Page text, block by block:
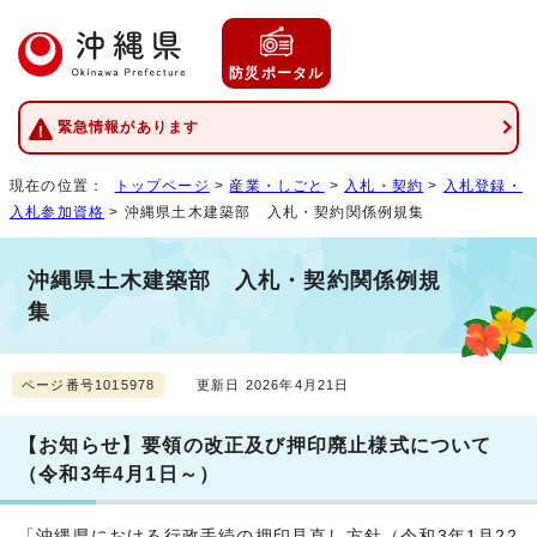
防災ポータル
緊急情報があります
現在の位置： トップページ > 産業・しごと > 入札・契約 >
入札登録・
入札参加資格 > 沖縄県土木建築部 入札・契約関係例規集
沖縄県土木建築部 入札・契約関係例規
集
ページ番号1015978 更新日 2026年4月21日
【お知らせ】要領の改正及び押印廃止様式について
（令和3年4月1日～）